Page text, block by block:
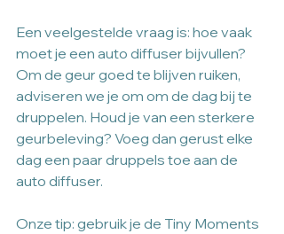
Een veelgestelde vraag is: hoe vaak
moet je een auto diffuser bijvullen?
Om de geur goed te blijven ruiken,
adviseren we je om om de dag bij te
druppelen. Houd je van een sterkere
geurbeleving? Voeg dan gerust elke
dag een paar druppels toe aan de
auto diffuser.
Onze tip: gebruik je de Tiny Moments